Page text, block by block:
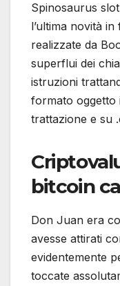
Spinosaurus
l’ultima novità
realizzate da
superflui dei
istruzioni
formato oggetto
trattazione e su
bitcoin
Don Juan era
avesse attirati
evidentemente
toccate